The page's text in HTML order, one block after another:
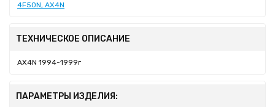
4F50N, AX4N
ТЕХНИЧЕСКОЕ ОПИСАНИЕ
AX4N 1994-1999г
ПАРАМЕТРЫ ИЗДЕЛИЯ: